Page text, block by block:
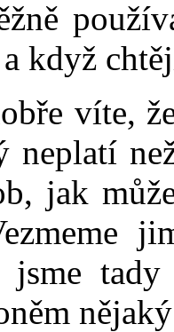
když
víte,
jak
tady